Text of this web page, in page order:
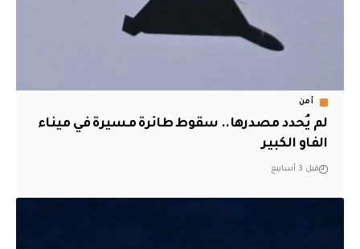
أمن
لم يُحدد مصدرها.. سقوط طائرة مسيرة في ميناء
الفاو الكبير
قبل 3 أسابيع